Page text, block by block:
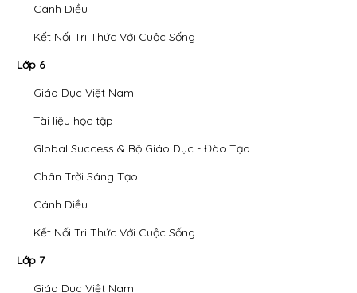
Cánh Diều
Kết Nối Tri Thức Với Cuộc Sống
Lớp 6
Giáo Dục Việt Nam
Tài liệu học tập
Global Success & Bộ Giáo Dục - Đào Tạo
Chân Trời Sáng Tạo
Cánh Diều
Kết Nối Tri Thức Với Cuộc Sống
Lớp 7
Giáo Dục Việt Nam